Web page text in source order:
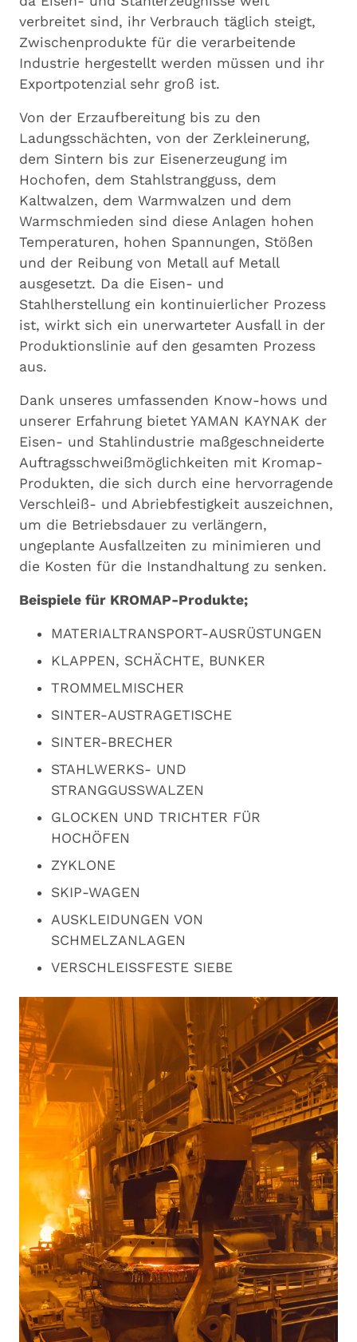
verbreitet sind, ihr Verbrauch täglich steigt,
Zwischenprodukte für die verarbeitende
Industrie hergestellt werden müssen und ihr
Exportpotenzial sehr groß ist.
Von der Erzaufbereitung bis zu den
Ladungsschächten, von der Zerkleinerung,
dem Sintern bis zur Eisenerzeugung im
Hochofen, dem Stahlstrangguss, dem
Kaltwalzen, dem Warmwalzen und dem
Warmschmieden sind diese Anlagen hohen
Temperaturen, hohen Spannungen, Stößen
und der Reibung von Metall auf Metall
ausgesetzt. Da die Eisen- und
Stahlherstellung ein kontinuierlicher Prozess
ist, wirkt sich ein unerwarteter Ausfall in der
Produktionslinie auf den gesamten Prozess
aus.
Dank unseres umfassenden Know-hows und
unserer Erfahrung bietet YAMAN KAYNAK der
Eisen- und Stahlindustrie maßgeschneiderte
Auftragsschweißmöglichkeiten mit Kromap-
Produkten, die sich durch eine hervorragende
Verschleiß- und Abriebfestigkeit auszeichnen,
um die Betriebsdauer zu verlängern,
ungeplante Ausfallzeiten zu minimieren und
die Kosten für die Instandhaltung zu senken.
Beispiele für KROMAP-Produkte;
MATERIALTRANSPORT-AUSRÜSTUNGEN
KLAPPEN, SCHÄCHTE, BUNKER
TROMMELMISCHER
SINTER-AUSTRAGETISCHE
SINTER-BRECHER
STAHLWERKS- UND
STRANGGUSSWALZEN
GLOCKEN UND TRICHTER FÜR
HOCHÖFEN
ZYKLONE
SKIP-WAGEN
AUSKLEIDUNGEN VON
SCHMELZANLAGEN
VERSCHLEISSFESTE SIEBE